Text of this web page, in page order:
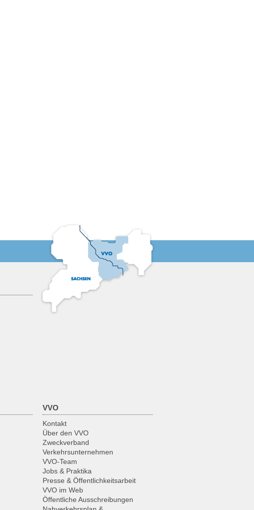
VVO
Kontakt
Über den VVO
Zweckverband
Verkehrsunternehmen
VVO-Team
Jobs & Praktika
Presse & Öffentlichkeitsarbeit
VVO im Web
Öffentliche Ausschreibungen